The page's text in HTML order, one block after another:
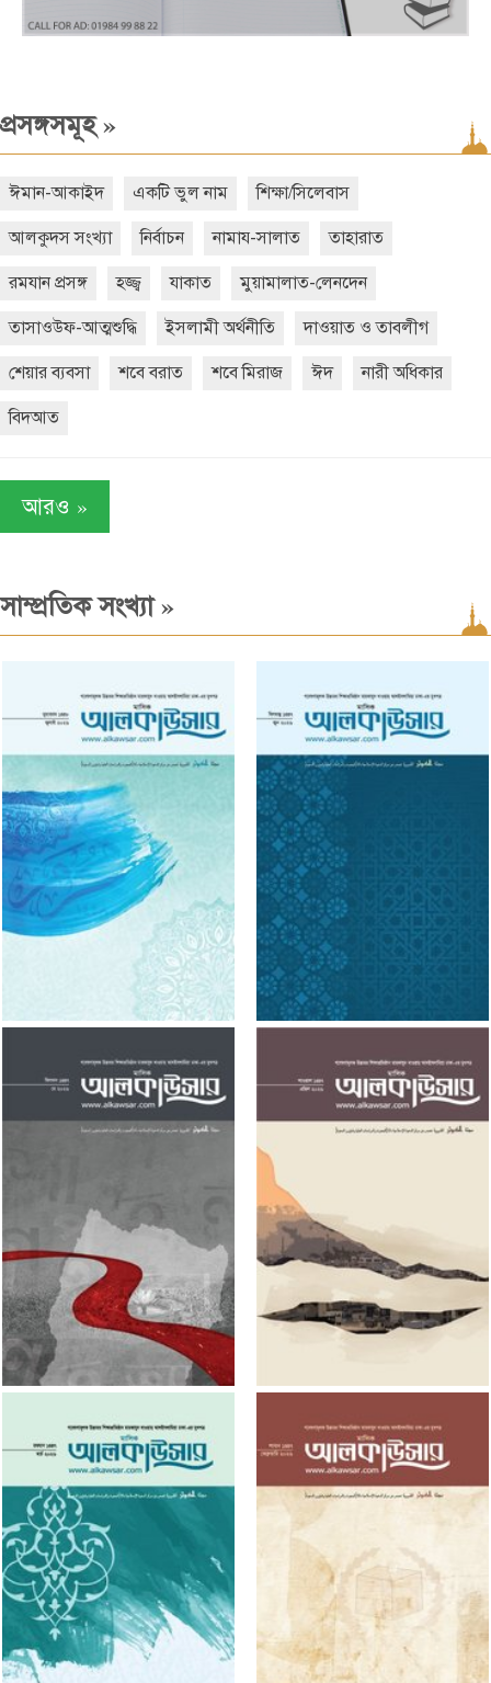
প্রসঙ্গসমূহ»
ঈমান-আকাইদ একটি ভুল নাম শিক্ষা/সিলেবাস
আলকুদস সংখ্যা নির্বাচন নামায-সালাত তাহারাত
রমযান প্রসঙ্গ হজ্জ্ব যাকাত মুয়ামালাত-লেনদেন
তাসাওউফ-আত্মশুদ্ধি ইসলামী অর্থনীতি দাওয়াত ও তাবলীগ
শেয়ার ব্যবসা শবে বরাত শবে মিরাজ ঈদ নারী অধিকার
বিদআত
আরও »
সাম্প্রতিক সংখ্যা»